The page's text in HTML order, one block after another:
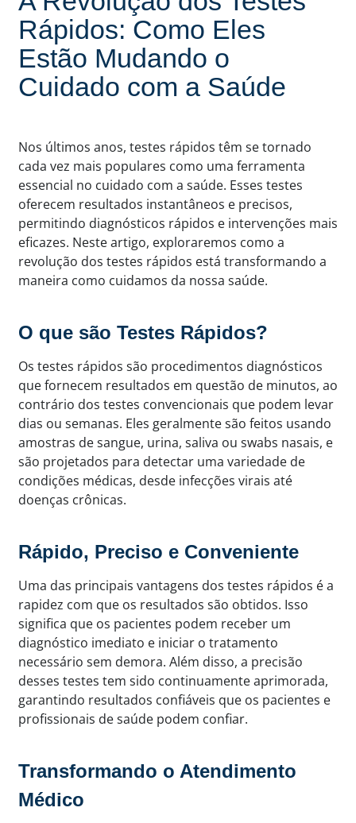
Rápidos: Como Eles
Estão Mudando o
Cuidado com a Saúde
Nos últimos anos, testes rápidos têm se tornado
cada vez mais populares como uma ferramenta
essencial no cuidado com a saúde. Esses testes
oferecem resultados instantâneos e precisos,
permitindo diagnósticos rápidos e intervenções mais
eficazes. Neste artigo, exploraremos como a
revolução dos testes rápidos está transformando a
maneira como cuidamos da nossa saúde.
O que são Testes Rápidos?
Os testes rápidos são procedimentos diagnósticos
que fornecem resultados em questão de minutos, ao
contrário dos testes convencionais que podem levar
dias ou semanas. Eles geralmente são feitos usando
amostras de sangue, urina, saliva ou swabs nasais, e
são projetados para detectar uma variedade de
condições médicas, desde infecções virais até
doenças crônicas.
Rápido, Preciso e Conveniente
Uma das principais vantagens dos testes rápidos é a
rapidez com que os resultados são obtidos. Isso
significa que os pacientes podem receber um
diagnóstico imediato e iniciar o tratamento
necessário sem demora. Além disso, a precisão
desses testes tem sido continuamente aprimorada,
garantindo resultados confiáveis que os pacientes e
profissionais de saúde podem confiar.
Transformando o Atendimento
Médico